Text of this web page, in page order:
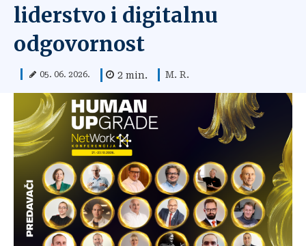
liderstvo i digitalnu
odgovornost
05. 06. 2026. 2 min. M. R.